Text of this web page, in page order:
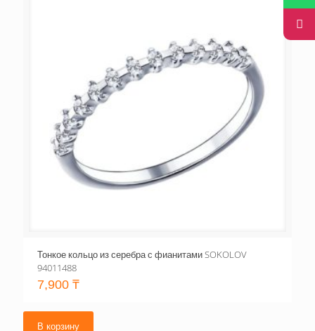
Тонкое кольцо из серебра с фианитами SOKOLOV
94011488
7,900 ₸
В корзину